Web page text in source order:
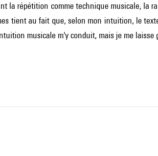
la répétition comme technique musicale, la
tient au fait que, selon mon intuition, le
musicale m'y conduit, mais je me